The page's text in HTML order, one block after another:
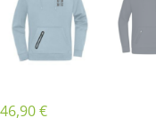
46,90€